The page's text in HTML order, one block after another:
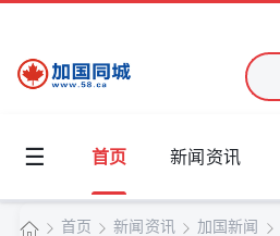
☰ 首页 新闻资讯
首页 新闻资讯 加国新闻